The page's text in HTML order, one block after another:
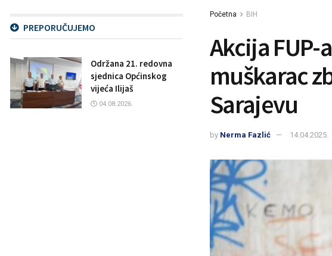
Početna BIH
Akcija FUP-
muškarac
Sarajevu
by Nerma Fazlić 14.04.2025.
PREPORUČUJEMO
Održana 21. redovna
sjednica Općinskog
vijeća Ilijaš
04.08.2026.